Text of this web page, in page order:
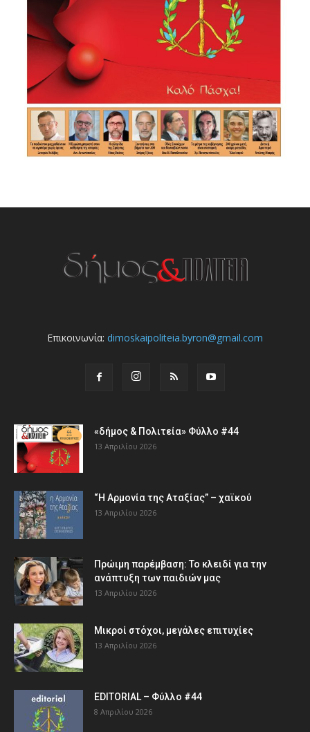
Επικοινωνία: dimoskaipoliteia.byron@gmail.com
«δήμος & Πολιτεία» Φύλλο #44
13 Απριλίου 2026
“Η Αρμονία της Αταξίας” – χαϊκού
13 Απριλίου 2026
Πρώιμη παρέμβαση: Το κλειδί για την
ανάπτυξη των παιδιών µας
13 Απριλίου 2026
Μικροί στόχοι, μεγάλες επιτυχίες
13 Απριλίου 2026
EDITORIAL – Φύλλο #44
8 Απριλίου 2026